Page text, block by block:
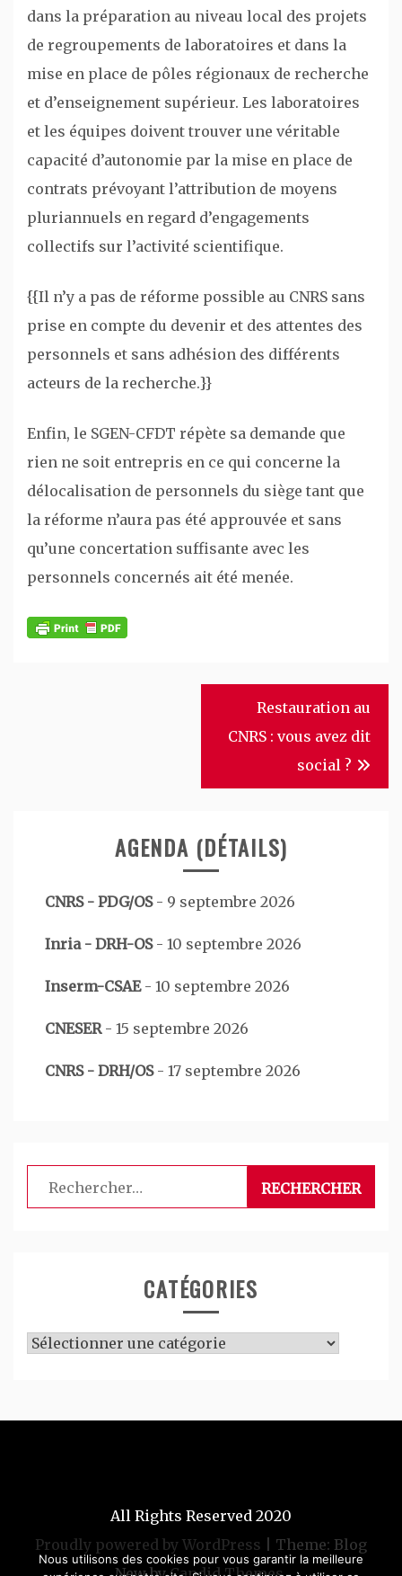
dans la préparation au niveau local des projets
de regroupements de laboratoires et dans la
mise en place de pôles régionaux de recherche
et d’enseignement supérieur. Les laboratoires
et les équipes doivent trouver une véritable
capacité d’autonomie par la mise en place de
contrats prévoyant l’attribution de moyens
pluriannuels en regard d’engagements
collectifs sur l’activité scientifique.
{{Il n’y a pas de réforme possible au CNRS sans
prise en compte du devenir et des attentes des
personnels et sans adhésion des différents
acteurs de la recherche.}}
Enfin, le SGEN-CFDT répète sa demande que
rien ne soit entrepris en ce qui concerne la
délocalisation de personnels du siège tant que
la réforme n’aura pas été approuvée et sans
qu’une concertation suffisante avec les
personnels concernés ait été menée.
Restauration au
CNRS : vous avez dit
social ?
AGENDA (DÉTAILS)
CNRS - PDG/OS- 9 septembre 2026
Inria - DRH-OS- 10 septembre 2026
Inserm-CSAE- 10 septembre 2026
CNESER- 15 septembre 2026
CNRS - DRH/OS- 17 septembre 2026
Rechercher :
CATÉGORIES
Catégories
All Rights Reserved 2020
Proudly powered by WordPress
Theme: Blog
Nous utilisons des cookies pour vous garantir la meilleure